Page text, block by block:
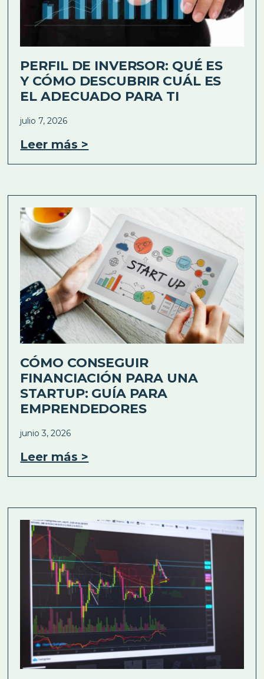
PERFIL DE INVERSOR: QUÉ ES
Y CÓMO DESCUBRIR CUÁL ES
EL ADECUADO PARA TI
julio 7, 2026
Leer más >
CÓMO CONSEGUIR
FINANCIACIÓN PARA UNA
STARTUP: GUÍA PARA
EMPRENDEDORES
junio 3, 2026
Leer más >